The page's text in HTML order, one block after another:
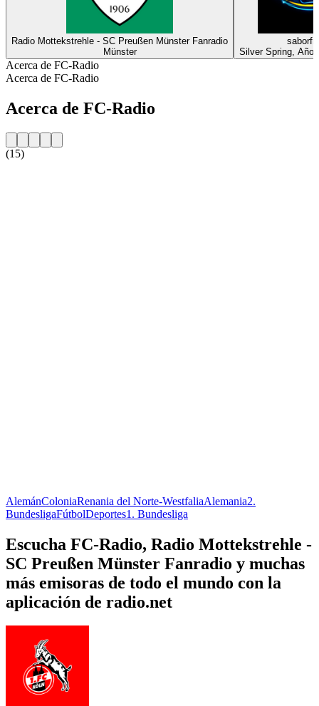
Radio Mottekstrehle - SC Preußen Münster Fanradio
Münster
Silver Spring,
Acerca de FC-Radio
Acerca de FC-Radio
Acerca de FC-Radio
(15)
AlemánColoniaRenania del Norte-WestfaliaAlemania2.
BundesligaFútbolDeportes1. Bundesliga
Escucha FC-Radio, Radio Mottekstrehle -
SC Preußen Münster Fanradio y muchas
más emisoras de todo el mundo con la
aplicación de radio.net